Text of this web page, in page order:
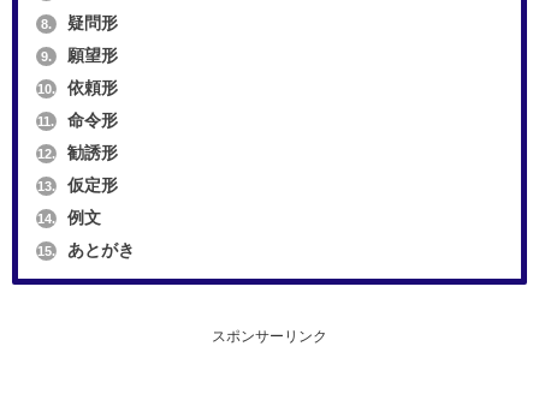
8. 疑問形
9. 願望形
10. 依頼形
11. 命令形
12. 勧誘形
13. 仮定形
14. 例文
15. あとがき
スポンサーリンク